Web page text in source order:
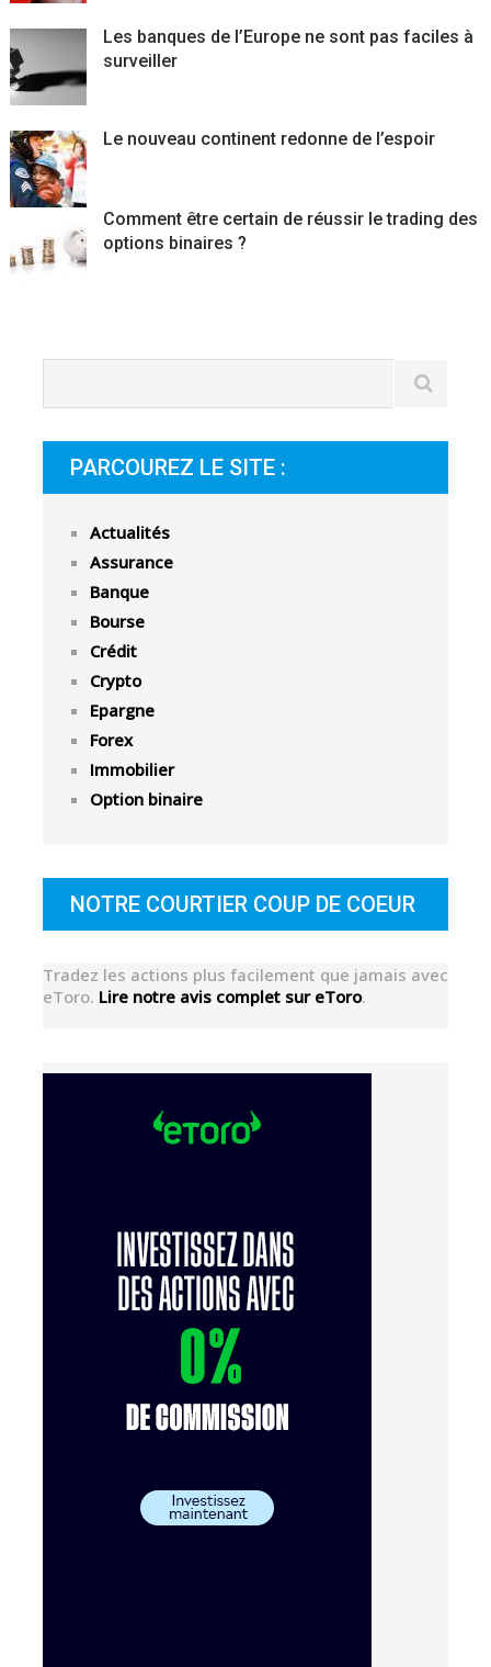
Les banques de l’Europe ne sont pas faciles à
surveiller
Le nouveau continent redonne de l’espoir
Comment être certain de réussir le trading des
options binaires ?
PARCOUREZ LE SITE :
Actualités
Assurance
Banque
Bourse
Crédit
Crypto
Epargne
Forex
Immobilier
Option binaire
NOTRE COURTIER COUP DE COEUR
Tradez les actions plus facilement que jamais avec
eToro. Lire notre avis complet sur eToro.